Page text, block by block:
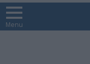
Menu